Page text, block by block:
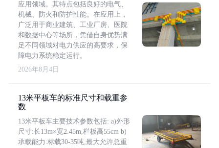
应用领域。其特点包括良好的电气、
机械、防火和防护性能。在应用上，
广泛用于商业建筑、工业厂房、医院
和数据中心等场所，凭借自身优势满
足不同领域对电力供应的高要求，保
障电力系统稳定运行。
2026年8月4日
13米平板车的标准尺寸和载重参
数
13米平板车主要技术参数包括: a)外形
尺寸:长13m×宽2.45m,栏板高55cm b)
承载能力:标载30-35吨,最大允许总重